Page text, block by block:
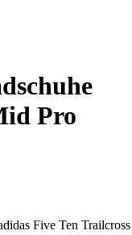
Pro
Five Ten Trailcross